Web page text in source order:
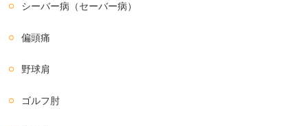
シーバー病（セーバー病）
偏頭痛
野球肩
ゴルフ肘